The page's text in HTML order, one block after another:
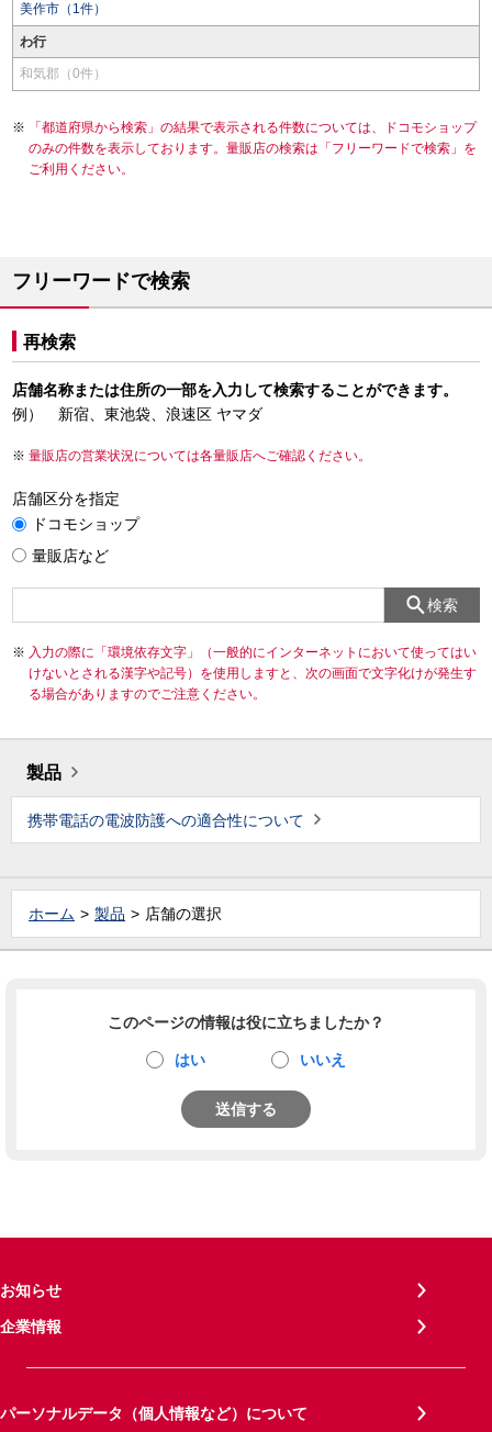
美作市（1件）
わ行
和気郡（0件）
「都道府県から検索」の結果で表示される件数については、ドコモショップ
のみの件数を表示しております。量販店の検索は「フリーワードで検索」を
ご利用ください。
フリーワードで検索
再検索
店舗名称または住所の一部を入力して検索することができます。
例） 新宿、東池袋、浪速区 ヤマダ
量販店の営業状況については各量販店へご確認ください。
店舗区分を指定
ドコモショップ
量販店など
検索
入力の際に「環境依存文字」（一般的にインターネットにおいて使ってはい
けないとされる漢字や記号）を使用しますと、次の画面で文字化けが発生す
る場合がありますのでご注意ください。
製品
携帯電話の電波防護への適合性について
ホーム 製品 店舗の選択
このページの情報は役に立ちましたか？
はい いいえ
送信する
お知らせ
企業情報
パーソナルデータ（個人情報など）について